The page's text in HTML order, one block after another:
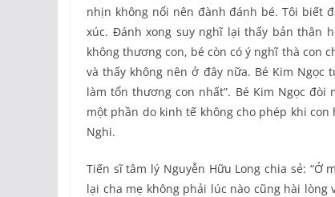
nhịn không nổi nên đành đánh bé. Tôi biết
xúc. Đánh xong suy nghĩ lại thấy bản thân
không thương con, bé còn có ý nghĩ thà con
và thấy không nên ở đây nữa. Bé Kim
làm tổn thương con nhất”. Bé Kim Ngọc
một phần do kinh tế không cho phép khi
Nghi.
Tiến sĩ tâm lý Nguyễn Hữu Long chia sẻ: “Ở
lại cha mẹ không phải lúc nào cũng hài lòng